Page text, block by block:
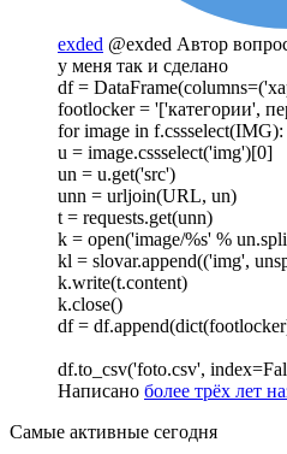
exded @exded Автор
у меня так и сделано
df =
footlocker = '['категории',
for image in f.cssselect(IMG):
u = image.cssselect('img')[0]
un = u.get('src')
unn = urljoin(URL, un)
t = requests.get(unn)
k = open('image/%s' %
kl = slovar.append(('img',
k.write(t.content)
k.close()
df =
df.to_csv('foto.csv',
Написано более трёх лет
Самые активные сегодня